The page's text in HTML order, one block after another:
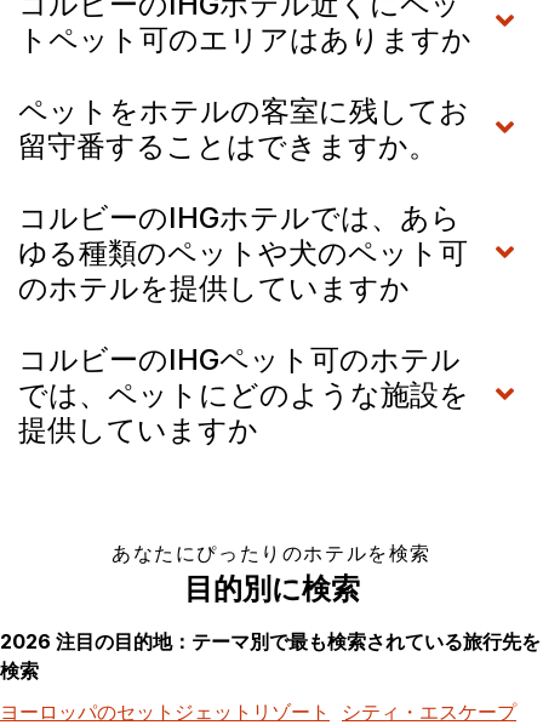
トペット可のエリアはありますか
ペットをホテルの客室に残してお
留守番することはできますか。
コルビーのIHGホテルでは、あら
ゆる種類のペットや犬のペット可
のホテルを提供していますか
コルビーのIHGペット可のホテル
では、ペットにどのような施設を
提供していますか
あなたにぴったりのホテルを検索
目的別に検索
2026 注目の目的地：テーマ別で最も検索されている旅行先を
検索
ヨーロッパのセットジェットリゾート
シティ・エスケープ